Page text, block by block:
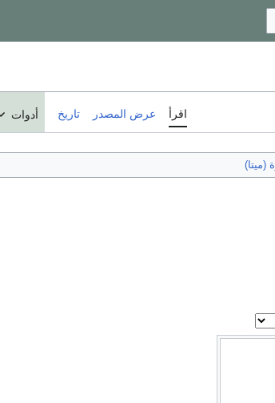
اقرأ عرض المصدر تاريخ أدوات
(ميتا)